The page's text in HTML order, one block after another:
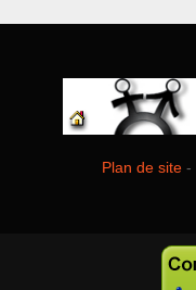
Plan de site-